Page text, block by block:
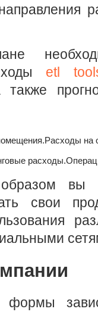
etl
также
Расходы на
расходы.
вы
свои
формы